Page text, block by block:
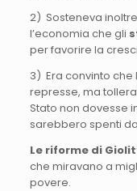
2) Sosteneva
l’economia che gli
per favorire la
3) Era convinto
represse, ma
Stato non dovesse
sarebbero spenti
Le riforme di
che miravano a
povere.